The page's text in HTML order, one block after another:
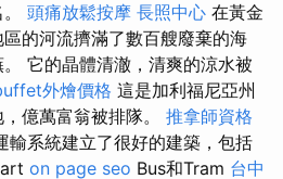
頭痛放鬆按摩 長照中心 在黃金
的河流擠滿了數百艘廢棄的海
它的晶體清澈，清爽的涼水被
外燴價格 這是加利福尼亞州
億萬富翁被排隊。 推拿師資格
輸系統建立了很好的建築，包括
on page seo Bus和Tram 台中